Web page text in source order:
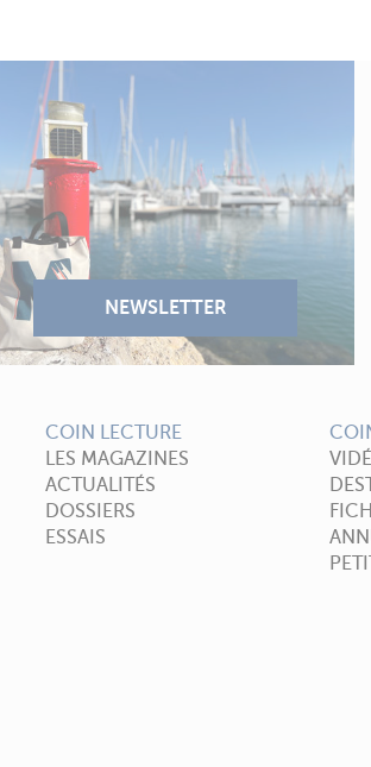
COIN LECTURE
LES MAGAZINES
ACTUALITÉS
DOSSIERS
ESSAIS